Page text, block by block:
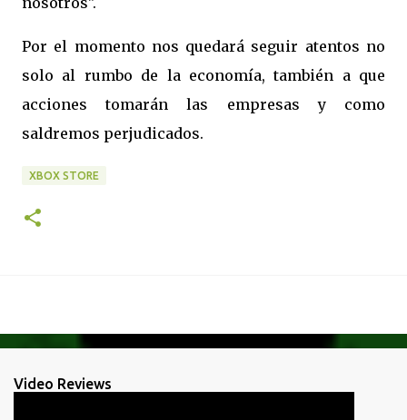
Por el momento nos quedará seguir atentos no
solo al rumbo de la economía, también a que
acciones tomarán las empresas y como
saldremos perjudicados.
XBOX STORE
Video Reviews